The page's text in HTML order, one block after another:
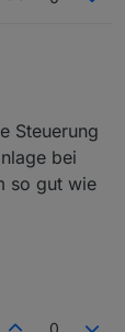
Steuerung
bei
so gut wie